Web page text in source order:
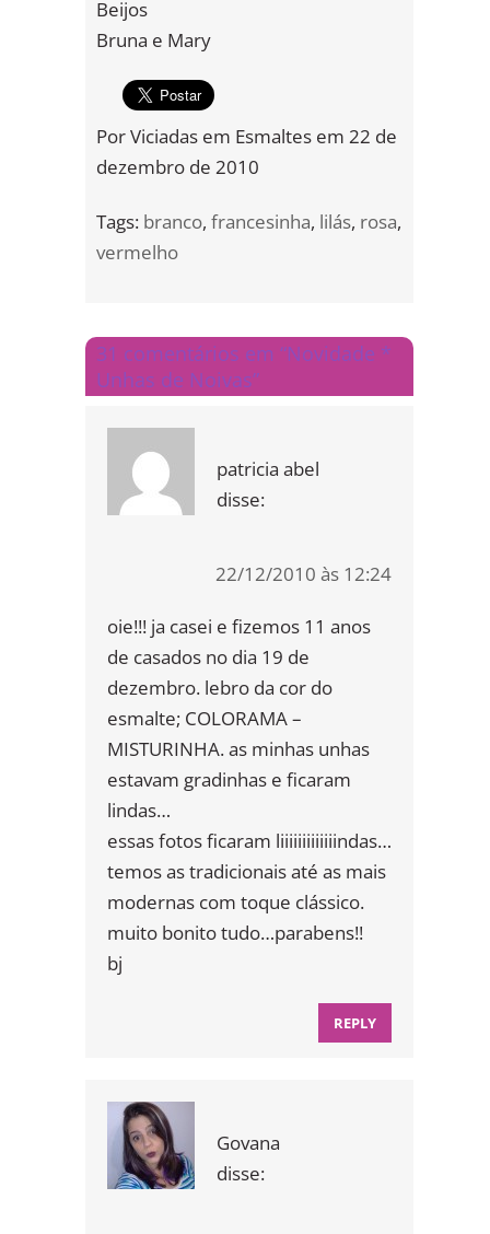
Beijos
Bruna e Mary
PorViciadas em Esmaltes em 22 de
dezembro de 2010
Tags: branco, francesinha, lilás, rosa,
vermelho
31 comentários em “Novidade *
Unhas de Noivas”
patricia abel
disse:
22/12/2010 às 12:24
oie!!! ja casei e fizemos 11 anos
de casados no dia 19 de
dezembro. lebro da cor do
esmalte; COLORAMA –
MISTURINHA. as minhas unhas
estavam gradinhas e ficaram
lindas…
essas fotos ficaram liiiiiiiiiiiiindas…
temos as tradicionais até as mais
modernas com toque clássico.
muito bonito tudo…parabens!!
bj
REPLY
Govana
disse: